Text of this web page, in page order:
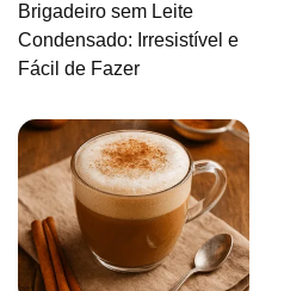
Brigadeiro sem Leite
Condensado: Irresistível e
Fácil de Fazer